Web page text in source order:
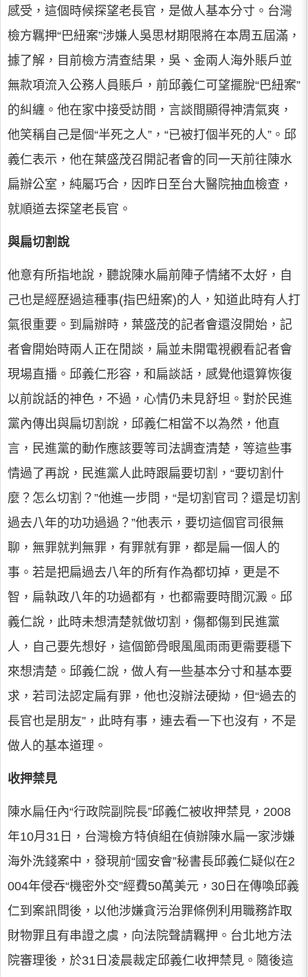
感受，這個時候探望老長官，是做人基本分寸。台灣
檢方羈押“巴紐案”涉嫌人吳思材期限將在本周五屆滿，
據了解，目前檢方清查結果，吳、金兩人海外賬戶並
無款項流入公務人員賬戶，前邱義仁可望擺脫“巴紐案”
的糾纏。他在家中接受訪間，言談間顯得神清氣爽，
他笑稱自己是個“半死之人”，“已被打個半死的人”。邱
義仁表示，他在葉盛茂召開記者會的同一天前往陳水
扁辦公室，純屬巧合，因昨日至台大醫院抽血檢查，
就順道去探望老長官。
與扁切割說
他意有所指地說，聽說陳水扁前陣子情緒不太好，自
己也是經歷過這種事(指巴紐案)的人，知道此時有人打
氣很重要。到扁辦時，葉盛茂的記者會還沒開始，記
者會開始時兩人正在閒談，扁並未開電視觀看記者會
現場直播。邱義仁形容，和扁談話，感覺他還算恢復
以前說話的神色，不過，心情仍未見舒坦。對於民進
黨內傳出與扁切割說，邱義仁相當不以為然，他直
言，民進黨的動作應該要等司法調查清楚，等這些事
情過了再說，民進黨人此時跟扁要切割，“要切割什
麼？怎么切割？”他進一步問，“是切割官司？還是切割
過去八年的功功過過？”他表示，要切這個官司很無
聊，無罪就判無罪，有罪就有罪，都是扁一個人的
事。若是把扁過去八年的所有作為都切掉，更是不
智，扁執政八年的功過都有，也都需要時間沉澱。邱
義仁說，此時未想清楚就做切割，傷都傷到民進黨
人，自己要先想好，這個節骨眼風風雨雨更需要穩下
來想清楚。邱義仁說，做人有一些基本分寸和基本要
求，若司法認定扁有罪，他也沒辦法硬拗，但“過去的
長官也是朋友”，此時有事，連去看一下也沒有，不是
做人的基本道理。
收押禁見
陳水扁任內“行政院副院長”邱義仁被收押禁見，2008
年10月31日，台灣檢方特偵組在偵辦陳水扁一家涉嫌
海外洗錢案中，發現前“國安會”秘書長邱義仁疑似在2
004年侵吞“機密外交”經費50萬美元，30日在傳喚邱義
仁到案訊問後，以他涉嫌貪污治罪條例利用職務詐取
財物罪且有串證之虞，向法院聲請羈押。台北地方法
院審理後，於31日凌晨裁定邱義仁收押禁見。隨後這